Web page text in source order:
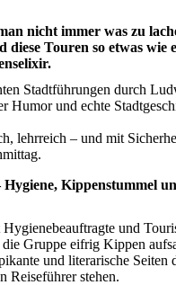
nicht immer was zu
diese Touren so etwas wie
Stadtführungen durch
Humor und echte
lehrreich – und mit
Hygiene, Kippenstummel
und
Gruppe eifrig Kippen
und literarische Seiten
Reiseführer stehen.